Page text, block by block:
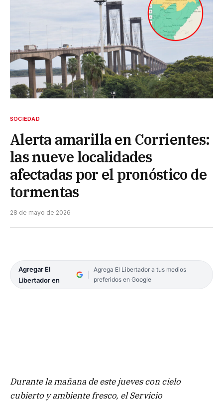
SOCIEDAD
Alerta amarilla en Corrientes:
las nueve localidades
afectadas por el pronóstico de
tormentas
28 de mayo de 2026
Agregar El
Libertador en
Agrega El Libertador a tus medios
preferidos en Google
Durante la mañana de este jueves con cielo
cubierto y ambiente fresco, el Servicio